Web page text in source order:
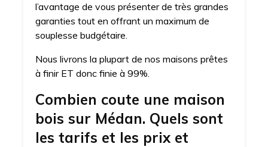
l’avantage de vous présenter de très grandes
garanties tout en offrant un maximum de
souplesse budgétaire.
Nous livrons la plupart de nos maisons prêtes
à finir ET donc finie à 99%.
Combien coute une maison
bois sur Médan. Quels sont
les tarifs et les prix et